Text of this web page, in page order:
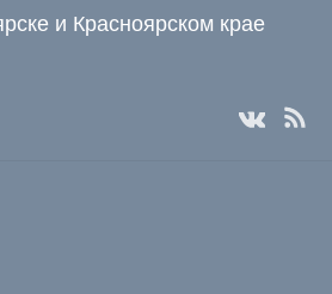
и Красноярском крае